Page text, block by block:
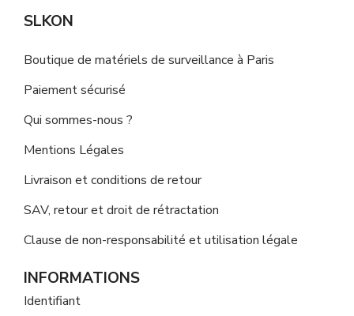
SLKON
Boutique de matériels de surveillance à Paris
Paiement sécurisé
Qui sommes-nous ?
Mentions Légales
Livraison et conditions de retour
SAV, retour et droit de rétractation
Clause de non-responsabilité et utilisation légale
INFORMATIONS
Identifiant